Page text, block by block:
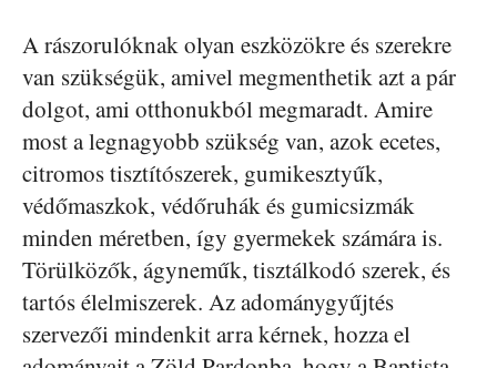
A rászorulóknak olyan eszközökre és szerekre
van szükségük, amivel megmenthetik azt a pár
dolgot, ami otthonukból megmaradt. Amire
most a legnagyobb szükség van, azok ecetes,
citromos tisztítószerek, gumikesztyűk,
védőmaszkok, védőruhák és gumicsizmák
minden méretben, így gyermekek számára is.
Törülközők, ágyneműk, tisztálkodó szerek, és
tartós élelmiszerek. Az adománygyűjtés
szervezői mindenkit arra kérnek, hozza el